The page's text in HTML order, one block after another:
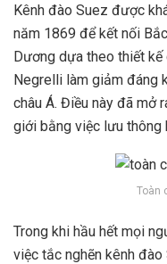
Kênh đào Suez được
năm 1869 để kết nối
Dương dựa theo thiết
Negrelli làm giảm đáng
châu Á. Điều này đã mở
giới bằng việc lưu thông
Toàn
Trong khi hầu hết mọi
việc tắc nghẽn kênh